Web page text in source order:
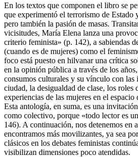
En los textos que componen el libro se
que experimentó el terrorismo de Estado
pero también la pasión de masas.
vicisitudes, María Elena lanza una
criterio feminista» (p. 142), a sabiendas
(cuando es de mujeres) como el
foco está puesto en hilvanar una crítica
en la opinión pública a través de los
consumos culturales y su vínculo con las
ciudad, la desigualdad de clase, los roles
experiencias de las mujeres en el
Esta antología, en suma, es una
como colectivo, porque «todo lector es
146). A continuación, nos detenemos en
encontramos más movilizantes, ya sea
clásicos en los debates feministas
visibilizan dimensiones poco atendidas.